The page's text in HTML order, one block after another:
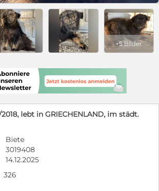
+5 Bilder
lebt in GRIECHENLAND, im städt.
Biete
3019408
14.12.2025
326